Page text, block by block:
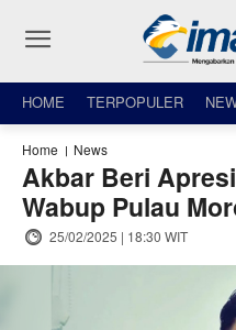
HOME TERPOPULER
Home News
Akbar Beri
Wabup Pulau
25/02/2025 | 18:30 WIT